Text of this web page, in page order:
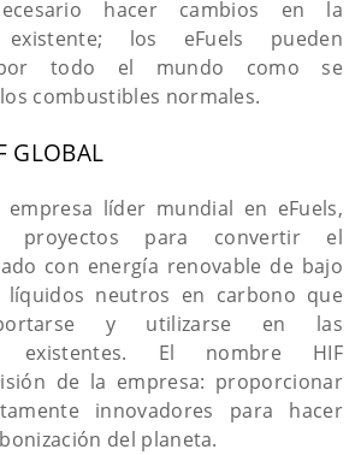
hacer cambios en la
existente; los eFuels pueden
por todo el mundo como se
combustibles normales.
GLOBAL
empresa líder mundial en eFuels,
proyectos para convertir el
con energía renovable de bajo
líquidos neutros en carbono que
y utilizarse en las
existentes. El nombre HIF
de la empresa: proporcionar
innovadores para hacer
del planeta.